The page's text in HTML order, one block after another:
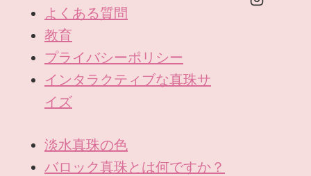
よくある質問
教育
プライバシーポリシー
インタラクティブな真珠サ
イズ
淡水真珠の色
バロック真珠とは何ですか？